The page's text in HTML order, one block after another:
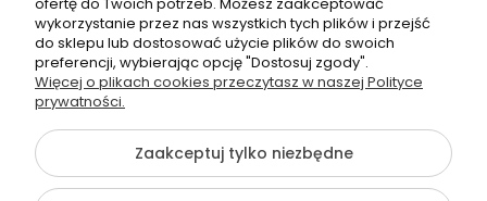
666963293
info@szkolnenaklejki.pl
wykorzystanie przez nas wszystkich tych plików i przejść
do sklepu lub dostosować użycie plików do swoich
preferencji, wybierając opcję "Dostosuj zgody".
Więcej o plikach cookies przeczytasz w naszej Polityce
prywatności.
Zaakceptuj tylko niezbędne